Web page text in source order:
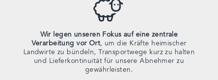
Wir legen unseren Fokus auf eine zentrale
Verarbeitung vor Ort, um die Kräfte heimischer
Landwirte zu bündeln, Transportwege kurz zu halten
und Lieferkontinuität für unsere Abnehmer zu
gewährleisten.